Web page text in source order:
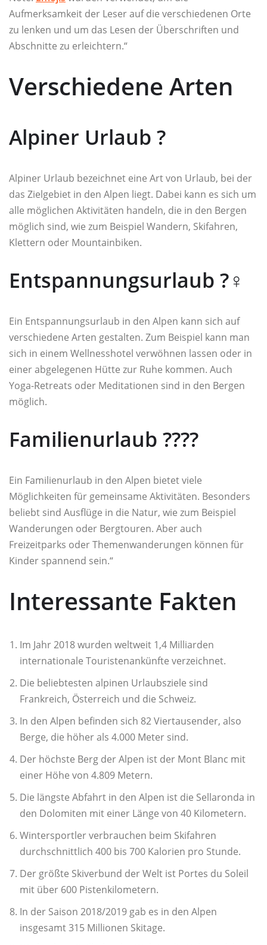
Aufmerksamkeit der Leser auf die verschiedenen Orte
zu lenken und um das Lesen der Überschriften und
Abschnitte zu erleichtern.“
Verschiedene Arten
Alpiner Urlaub ?️
Alpiner Urlaub bezeichnet eine Art von Urlaub, bei der
das Zielgebiet in den Alpen liegt. Dabei kann es sich um
alle möglichen Aktivitäten handeln, die in den Bergen
möglich sind, wie zum Beispiel Wandern, Skifahren,
Klettern oder Mountainbiken.
Entspannungsurlaub ?‍♀️
Ein Entspannungsurlaub in den Alpen kann sich auf
verschiedene Arten gestalten. Zum Beispiel kann man
sich in einem Wellnesshotel verwöhnen lassen oder in
einer abgelegenen Hütte zur Ruhe kommen. Auch
Yoga-Retreats oder Meditationen sind in den Bergen
möglich.
Familienurlaub ?‍?‍?‍?
Ein Familienurlaub in den Alpen bietet viele
Möglichkeiten für gemeinsame Aktivitäten. Besonders
beliebt sind Ausflüge in die Natur, wie zum Beispiel
Wanderungen oder Bergtouren. Aber auch
Freizeitparks oder Themenwanderungen können für
Kinder spannend sein.“
Interessante Fakten
Im Jahr 2018 wurden weltweit 1,4 Milliarden
internationale Touristenankünfte verzeichnet.
Die beliebtesten alpinen Urlaubsziele sind
Frankreich, Österreich und die Schweiz.
In den Alpen befinden sich 82 Viertausender, also
Berge, die höher als 4.000 Meter sind.
Der höchste Berg der Alpen ist der Mont Blanc mit
einer Höhe von 4.809 Metern.
Die längste Abfahrt in den Alpen ist die Sellaronda in
den Dolomiten mit einer Länge von 40 Kilometern.
Wintersportler verbrauchen beim Skifahren
durchschnittlich 400 bis 700 Kalorien pro Stunde.
Der größte Skiverbund der Welt ist Portes du Soleil
mit über 600 Pistenkilometern.
In der Saison 2018/2019 gab es in den Alpen
insgesamt 315 Millionen Skitage.